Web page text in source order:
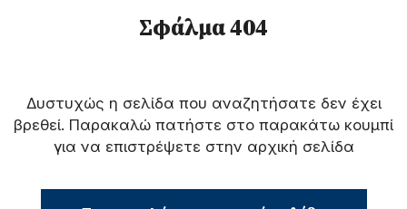
Σφάλμα 404
Δυστυχώς η σελίδα που αναζητήσατε δεν έχει
βρεθεί. Παρακαλώ πατήστε στο παρακάτω κουμπί
για να επιστρέψετε στην αρχική σελίδα